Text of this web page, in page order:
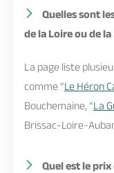
Quelles sont
de la Loire ou de la
La page liste
comme “Le Héron
Bouchemaine, “La
Quel est le